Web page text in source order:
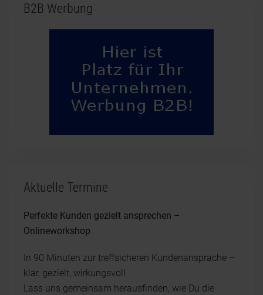
B2B Werbung
Aktuelle Termine
Perfekte Kunden gezielt ansprechen –
Onlineworkshop
In 90 Minuten zur treffsicheren Kundenansprache –
klar, gezielt, wirkungsvoll
Lass uns gemeinsam herausfinden, wie Du die